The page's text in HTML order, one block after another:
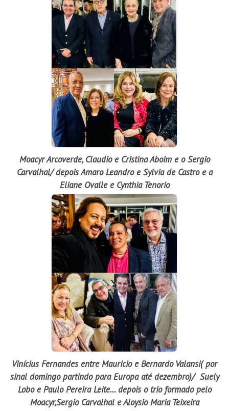
Moacyr Arcoverde, Claudio e Cristina Aboim e o Sergio
Carvalhal/ depois Amaro Leandro e Sylvia de Castro e a
Eliane Ovalle e Cynthia Tenorio
Vinícius Fernandes entre Mauricio e Bernardo Valansi( por
sinal domingo partindo para Europa até dezembro)/ Suely
Lobo e Paulo Pereira Leite… depois o trio formado pelo
Moacyr,Sergio Carvalhal e Aloysio Maria Teixeira